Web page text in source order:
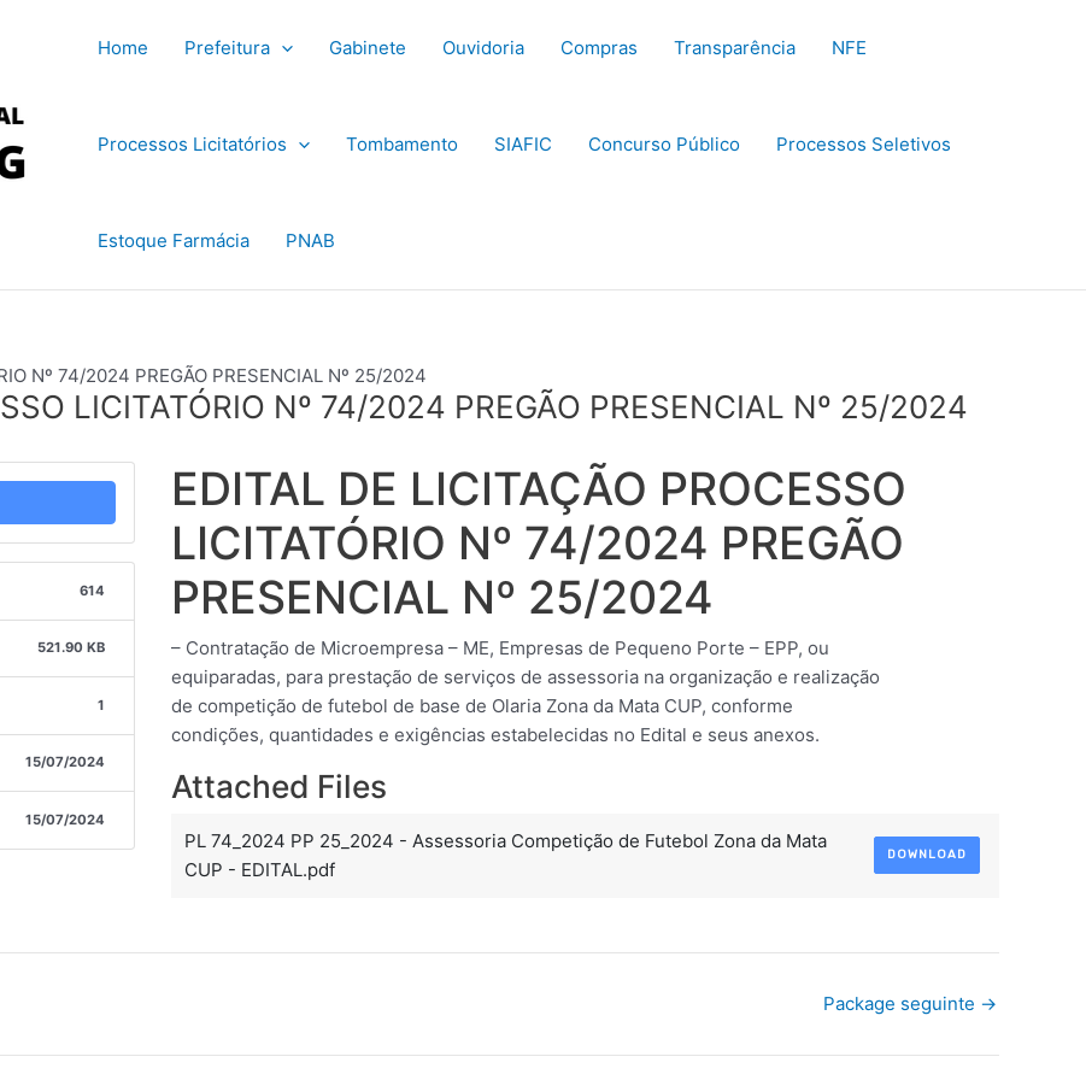
Home Prefeitura Gabinete Ouvidoria Compras Transparência NFE
Processos Licitatórios Tombamento SIAFIC Concurso Público Processos Seletivos
Estoque Farmácia PNAB
Nº 74/2024 PREGÃO PRESENCIAL Nº 25/2024
LICITATÓRIO Nº 74/2024 PREGÃO PRESENCIAL Nº 25/2024
614
521.90 KB
1
15/07/2024
15/07/2024
EDITAL DE LICITAÇÃO PROCESSO
LICITATÓRIO Nº 74/2024 PREGÃO
PRESENCIAL Nº 25/2024
– Contratação de Microempresa – ME, Empresas de Pequeno Porte – EPP, ou
equiparadas, para prestação de serviços de assessoria na organização e realização
de competição de futebol de base de Olaria Zona da Mata CUP, conforme
condições, quantidades e exigências estabelecidas no Edital e seus anexos.
Attached Files
PL 74_2024 PP 25_2024 - Assessoria Competição de Futebol Zona da Mata
CUP - EDITAL.pdf
DOWNLOAD
Package seguinte →